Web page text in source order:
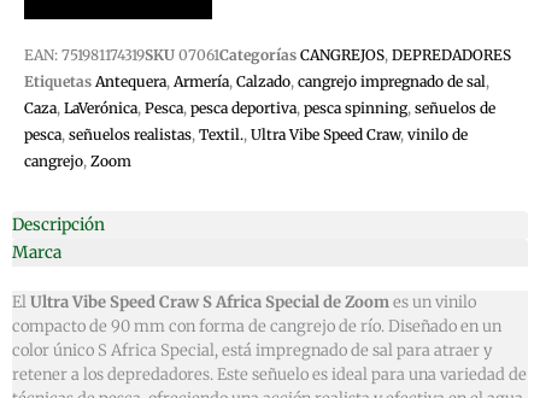
cantidad
EAN: 751981174319SKU 07061Categorías CANGREJOS, DEPREDADORES
Etiquetas Antequera, Armería, Calzado, cangrejo impregnado de sal,
Caza, LaVerónica, Pesca, pesca deportiva, pesca spinning, señuelos de
pesca, señuelos realistas, Textil., Ultra Vibe Speed Craw, vinilo de
cangrejo, Zoom
Descripción
Marca
ElUltra Vibe Speed Craw S Africa Special de Zoomes un vinilo
compacto de 90 mm con forma de cangrejo de río. Diseñado en un
color único S Africa Special, está impregnado de sal para atraer y
retener a los depredadores. Este señuelo es ideal para una variedad de